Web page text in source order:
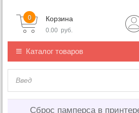
Корзина
0
0.00 руб.
Каталог товаров
Сброс памперса в